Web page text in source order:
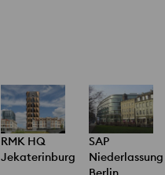
RMK HQ
Jekaterinburg
SAP
Niederlassung